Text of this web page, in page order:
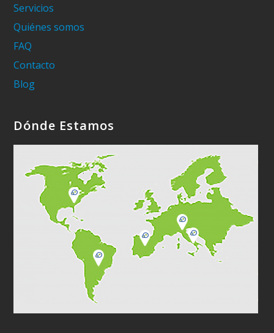
Servicios
Quiénes somos
FAQ
Contacto
Blog
Dónde Estamos